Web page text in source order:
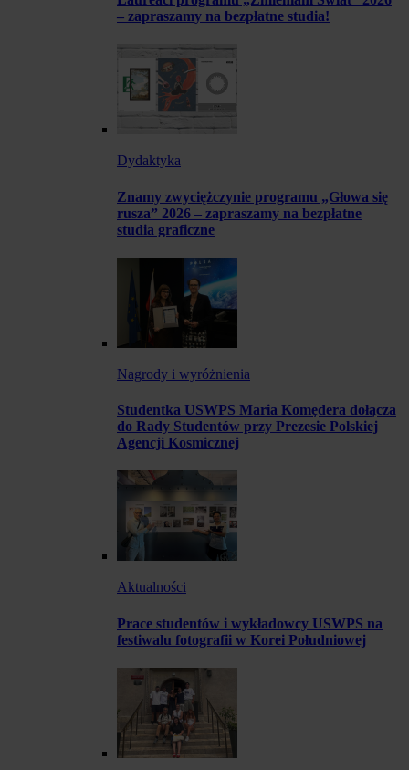
– zapraszamy na bezpłatne studia!
Dydaktyka
Znamy zwyciężczynie programu „Głowa się
rusza” 2026 – zapraszamy na bezpłatne
studia graficzne
Nagrody i wyróżnienia
Studentka USWPS Maria Komędera dołącza
do Rady Studentów przy Prezesie Polskiej
Agencji Kosmicznej
Aktualności
Prace studentów i wykładowcy USWPS na
festiwalu fotografii w Korei Południowej